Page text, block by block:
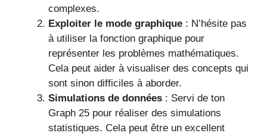
complexes.
Exploiter le mode graphique : N’hésite pas
à utiliser la fonction graphique pour
représenter les problèmes mathématiques.
Cela peut aider à visualiser des concepts qui
sont sinon difficiles à aborder.
Simulations de données : Servi de ton
Graph 25 pour réaliser des simulations
statistiques. Cela peut être un excellent